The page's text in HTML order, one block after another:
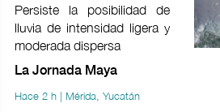
Persiste la posibilidad de
lluvia de intensidad ligera y
moderada dispersa
La Jornada Maya
Hace 2 h | Mérida, Yucatán